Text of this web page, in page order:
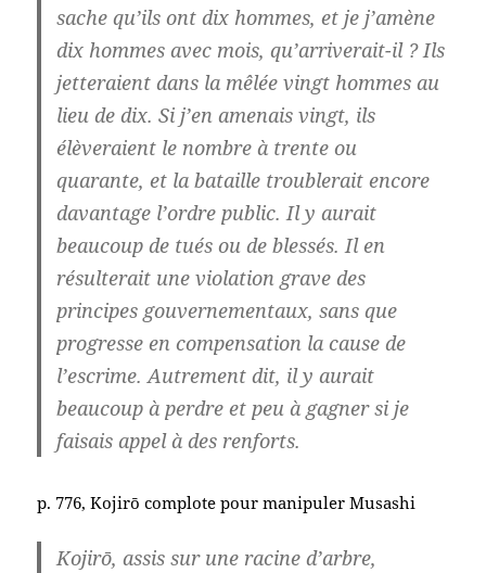
sache qu’ils ont dix hommes, et je j’amène
dix hommes avec mois, qu’arriverait-il ? Ils
jetteraient dans la mêlée vingt hommes au
lieu de dix. Si j’en amenais vingt, ils
élèveraient le nombre à trente ou
quarante, et la bataille troublerait encore
davantage l’ordre public. Il y aurait
beaucoup de tués ou de blessés. Il en
résulterait une violation grave des
principes gouvernementaux, sans que
progresse en compensation la cause de
l’escrime. Autrement dit, il y aurait
beaucoup à perdre et peu à gagner si je
faisais appel à des renforts.
p. 776, Kojirō complote pour manipuler Musashi
Kojirō, assis sur une racine d’arbre,